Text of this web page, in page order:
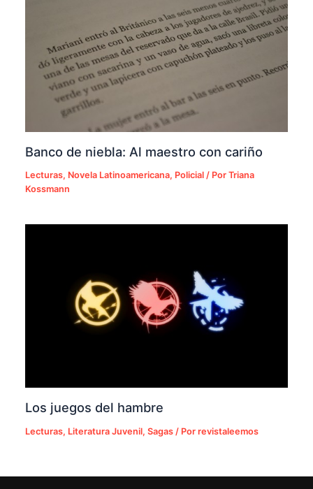
Banco de niebla: Al maestro con cariño
Lecturas, Novela Latinoamericana, Policial / PorTriana
Kossmann
Los juegos del hambre
Lecturas, Literatura Juvenil,Sagas / Porrevistaleemos